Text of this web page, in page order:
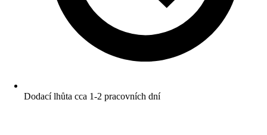
Dodací lhůta cca 1-2 pracovních dní